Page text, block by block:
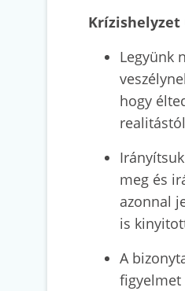
Krízishelyzet
Legyünk
hogy
meg és
azonnal
is
A
figyelmet